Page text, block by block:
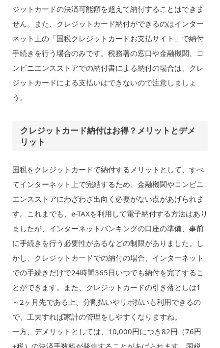
ジットカードの決済可能額を超えて納付することはできま
せん。また、クレジットカード納付ができるのはインター
ネット上の「国税クレジットカードお支払サイト」で納付
手続きを行う場合のみです。税務署の窓口や金融機関、コ
ンビニエンスストアでの納付書による納付の場合は、クレ
ジットカードによる支払いはできないので注意しましょ
う。
クレジットカード納付はお得？メリットとデメ
リット
国税をクレジットカードで納付するメリットとして、すべ
てインターネット上で完結するため、金融機関やコンビニ
エンスストアにわざわざ出向く必要がない点があげられま
す。これまでも、e-TAXを利用して電子納付する方法はあり
ましたが、インターネットバンキングの口座の準備、事前
に手続きを行う必要性があるなどの制限がありました。し
かし、クレジットカードでの納付の場合、インターネット
での手続きだけで24時間365日いつでも納付を完了するこ
とができます。また、クレジットカードの引き落としは1
～2ヶ月先である上、分割払いやリボ払いも利用できるの
で、工夫すれば家計の管理をしやすくなりますね。
一方、デメリットとしては、10,000円につき82円（76円
+税）の決済手数料が発生することがあげられます。国税